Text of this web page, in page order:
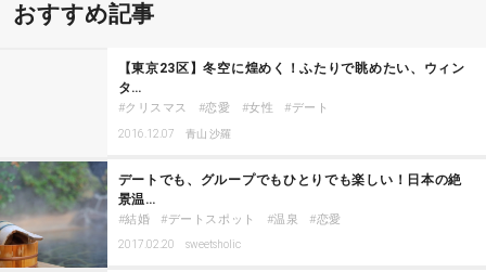
おすすめ記事
【東京23区】冬空に煌めく！ふたりで眺めたい、ウィン
タ…
クリスマス 恋愛 女性 デート
2016.12.07 青山 沙羅
デートでも、グループでもひとりでも楽しい！日本の絶
景温…
結婚 デートスポット 温泉 恋愛
2017.02.20 sweetsholic